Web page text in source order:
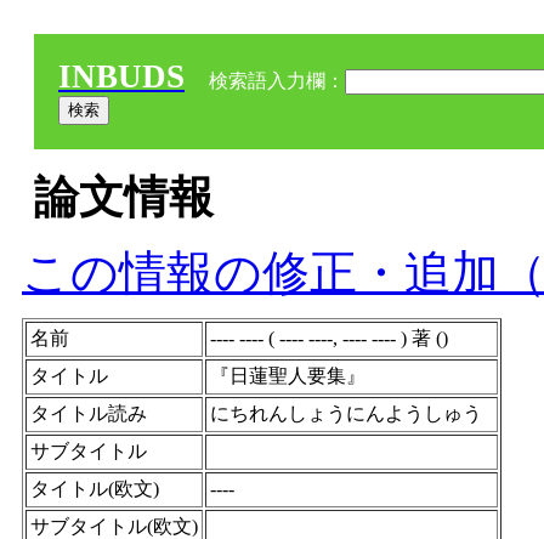
INBUDS 検索語入力欄：
論文情報
この情報の修正・追加
名前
---- ---- ( ---- ----, ---- ---- ) 著 ()
タイトル
『日蓮聖人要集』
タイトル読み
にちれんしょうにんようしゅう
サブタイトル
タイトル(欧文)
----
サブタイトル(欧文)